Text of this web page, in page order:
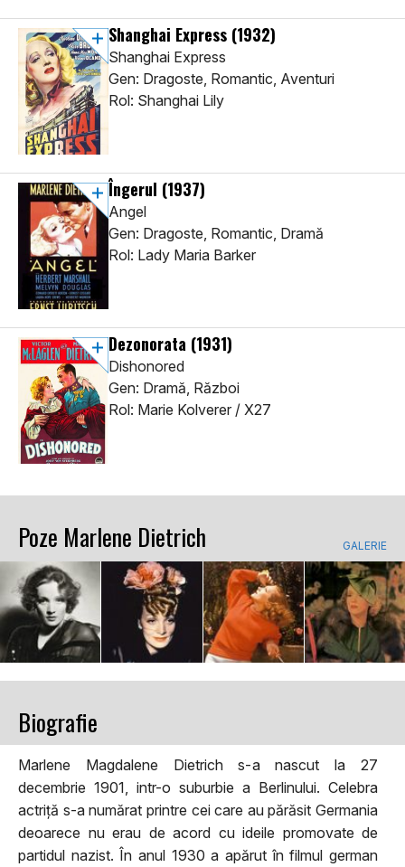
Shanghai Express (1932)
Shanghai Express
Gen: Dragoste, Romantic, Aventuri
Rol: Shanghai Lily
Îngerul (1937)
Angel
Gen: Dragoste, Romantic, Dramă
Rol: Lady Maria Barker
Dezonorata (1931)
Dishonored
Gen: Dramă, Război
Rol: Marie Kolverer / X27
Poze Marlene Dietrich GALERIE
Biografie
Marlene Magdalene Dietrich s-a nascut la 27
decembrie 1901, intr-o suburbie a Berlinului. Celebra
actriță s-a numărat printre cei care au părăsit Germania
deoarece nu erau de acord cu ideile promovate de
partidul nazist. În anul 1930 a apărut în filmul german